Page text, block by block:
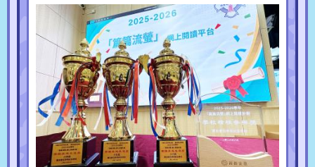
2026/05/18
小六教育營
2026/05/16
電子學習自攜裝置 (BYOD) 計劃簡介會
2026/05/15
十大優秀領袖生選舉
2026/05/09